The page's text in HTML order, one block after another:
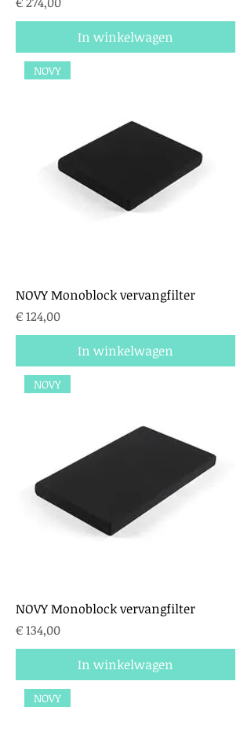
In winkelwagen
NOVY
NOVY Monoblock vervangfilter
Prijs
€ 124,00
In winkelwagen
NOVY
NOVY Monoblock vervangfilter
Prijs
€ 134,00
In winkelwagen
NOVY